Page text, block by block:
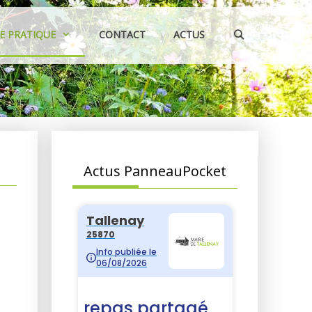
PRATIQUE CONTACT ACTUS
Actus PanneauPocket